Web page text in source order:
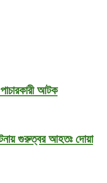
আটক
গুরুত্বর আহতঃ দোয়া